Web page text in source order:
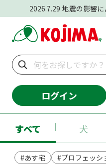
2026.7.29 地震の影響
ログイン
すべて 犬
#あす宅 #プロフェッシ